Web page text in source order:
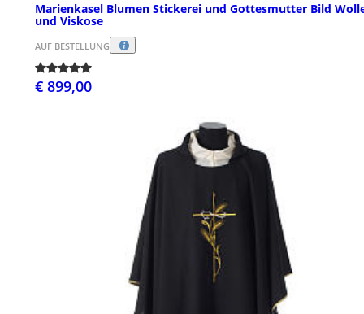
Marienkasel Blumen Stickerei und Gottesmutter Bild
und Viskose
AUF BESTELLUNG
€ 899,00